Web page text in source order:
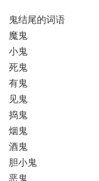
鬼结尾的词语
魔鬼
小鬼
死鬼
有鬼
见鬼
捣鬼
烟鬼
酒鬼
胆小鬼
恶鬼